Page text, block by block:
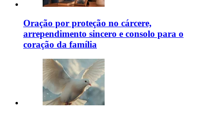
Oração por proteção no cárcere,
arrependimento sincero e consolo para o
coração da família